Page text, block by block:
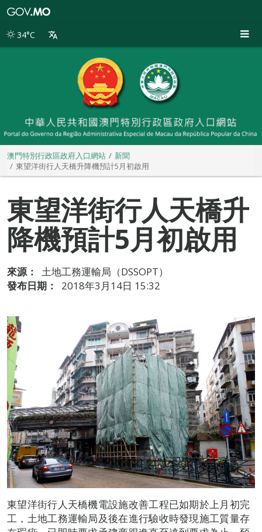
別
34°C
澳門特別行政區政府入口網站
新聞
東望洋街行人天橋升降機預計5月初啟用
東望洋街行人天橋升
降機預計5月初啟用
來源：
土地工務運輸局（DSSOPT）
發布日期：
2018年3月14日 15:32
東望洋街行人天橋機電設施改善工程已如期於上月初完
工，土地工務運輸局及後在進行驗收時發現施工質量存